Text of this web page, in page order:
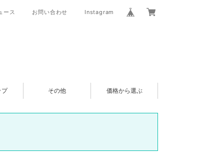
ース お問い合わせ Instagram
プ その他 価格から選ぶ